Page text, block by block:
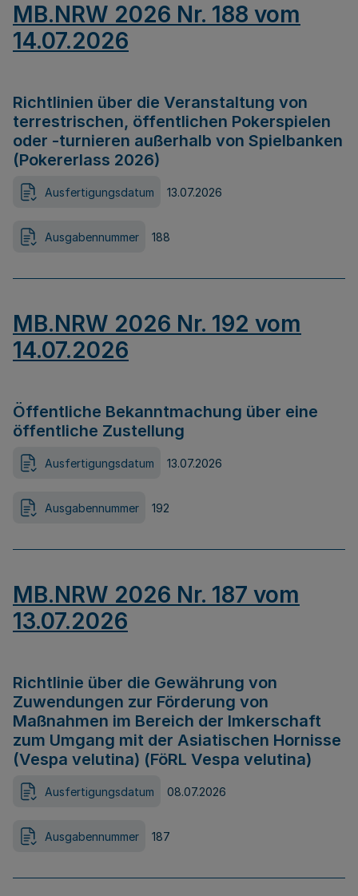
MB.NRW 2026 Nr. 188 vom
14.07.2026
Richtlinien über die Veranstaltung von
terrestrischen, öffentlichen Pokerspielen
oder -turnieren außerhalb von Spielbanken
(Pokererlass 2026)
Ausfertigungsdatum 13.07.2026
Ausgabennummer 188
MB.NRW 2026 Nr. 192 vom
14.07.2026
Öffentliche Bekanntmachung über eine
öffentliche Zustellung
Ausfertigungsdatum 13.07.2026
Ausgabennummer 192
MB.NRW 2026 Nr. 187 vom
13.07.2026
Richtlinie über die Gewährung von
Zuwendungen zur Förderung von
Maßnahmen im Bereich der Imkerschaft
zum Umgang mit der Asiatischen Hornisse
(Vespa velutina) (FöRL Vespa velutina)
Ausfertigungsdatum 08.07.2026
Ausgabennummer 187